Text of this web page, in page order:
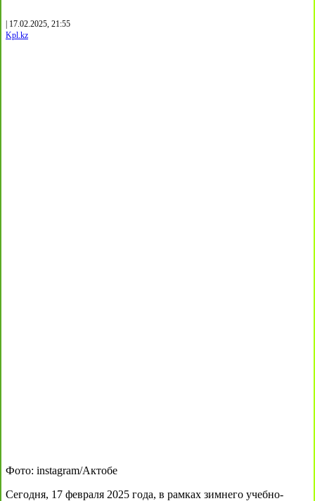
| 17.02.2025, 21:55
Kpl.kz
Фото: instagram/Актобе
Сегодня, 17 февраля 2025 года, в рамках зимнего учебно-